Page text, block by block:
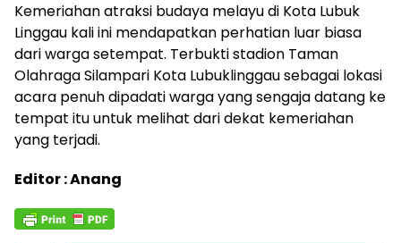
Kemeriahan atraksi budaya melayu di Kota Lubuk
Linggau kali ini mendapatkan perhatian luar biasa
dari warga setempat. Terbukti stadion Taman
Olahraga Silampari Kota Lubuklinggau sebagai lokasi
acara penuh dipadati warga yang sengaja datang ke
tempat itu untuk melihat dari dekat kemeriahan
yang terjadi.
Editor : Anang